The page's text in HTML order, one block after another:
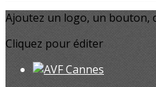
Ajoutez un logo, un bouton,
Cliquez pour éditer